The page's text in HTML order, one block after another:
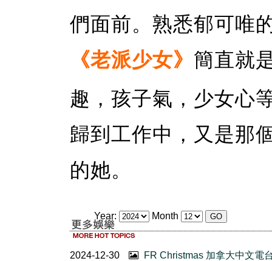
們面前。熟悉郁可
《老派少女》 簡直就
趣，孩子氣，少女心
歸到工作中，又是那
的她。
Year: Month
2024-12-30
FR Christmas 加拿大中文電